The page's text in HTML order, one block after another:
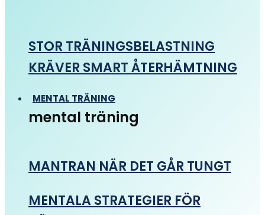
STOR TRÄNINGSBELASTNING
KRÄVER SMART ÅTERHÄMTNING
MENTAL TRÄNING
mental träning
MANTRAN NÄR DET GÅR TUNGT
MENTALA STRATEGIER FÖR